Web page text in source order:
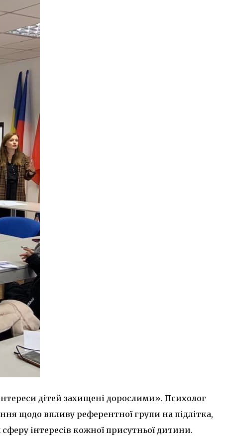
дітей захищені дорослими». Психолог
щодо впливу референтної групи на підлітка,
інтересів кожної присутньої дитини.